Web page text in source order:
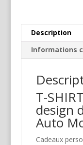
Description
Informations
T-
design
Auto
Cadeaux